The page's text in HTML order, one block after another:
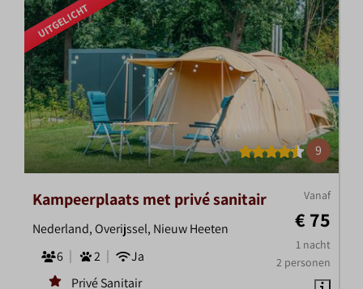
UITGELICHT
9
Vanaf
€ 75
1 nacht
2 personen
Kampeerplaats met privé sanitair
Nederland, Overijssel, Nieuw Heeten
6
2
Ja
Privé Sanitair